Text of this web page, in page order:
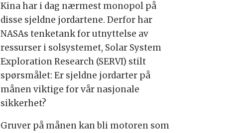
Kina har i dag nærmest monopol på
disse sjeldne jordartene. Derfor har
NASAs tenketank for utnyttelse av
ressurser i solsystemet, Solar System
Exploration Research (SERVI) stilt
spørsmålet: Er sjeldne jordarter på
månen viktige for vår nasjonale
sikkerhet?
Gruver på månen kan bli motoren som